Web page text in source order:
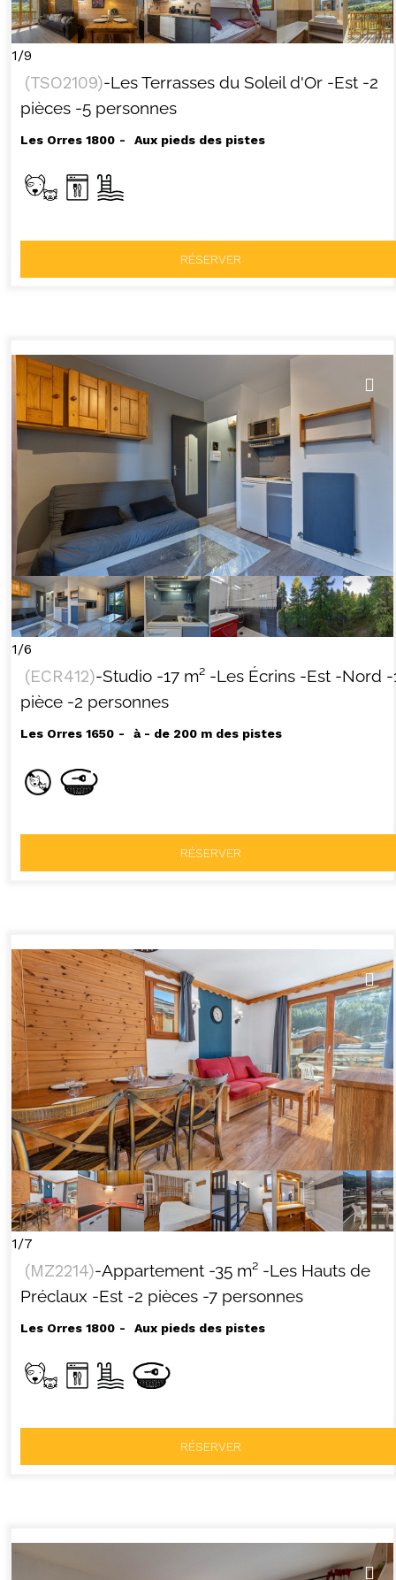
1/9
(TSO2109)-Les Terrasses du Soleil d'Or -Est -2
pièces -5 personnes
Les Orres 1800 Aux pieds des pistes
RÉSERVER
1/6
(ECR412)-Studio -17 m² -Les Écrins -Est -Nord -
pièce -2 personnes
Les Orres 1650 à - de 200 m des pistes
RÉSERVER
1/7
(MZ2214)-Appartement -35 m² -Les Hauts de
Préclaux -Est -2 pièces -7 personnes
Les Orres 1800 Aux pieds des pistes
RÉSERVER